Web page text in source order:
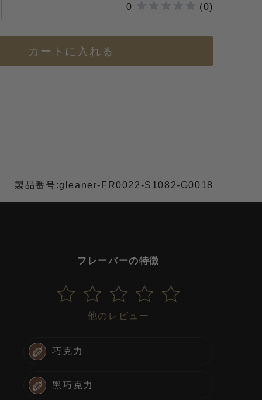
0 (0)
カートに入れる
製品番号:gleaner-FR0022-S1082-G0018
フレーバーの特徴
他のレビュー
巧克力
黑巧克力